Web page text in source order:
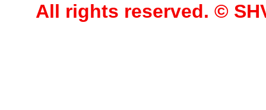
All rights reserved. ©